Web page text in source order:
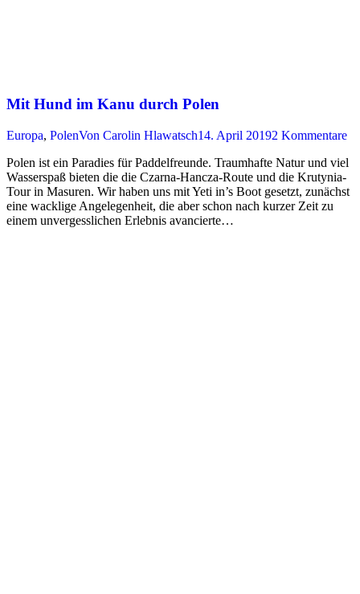
Mit Hund im Kanu durch Polen
Europa, PolenVon Carolin Hlawatsch14. April 20192 Kommentare
Polen ist ein Paradies für Paddelfreunde. Traumhafte Natur und viel
Wasserspaß bieten die die Czarna-Hancza-Route und die Krutynia-
Tour in Masuren. Wir haben uns mit Yeti in’s Boot gesetzt, zunächst
eine wacklige Angelegenheit, die aber schon nach kurzer Zeit zu
einem unvergesslichen Erlebnis avancierte…